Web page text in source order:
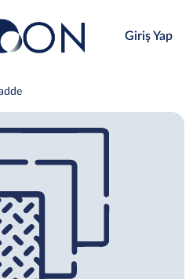
Giriş Yap